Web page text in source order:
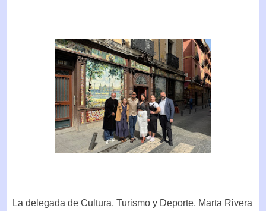
La delegada de Cultura, Turismo y Deporte, Marta Rivera